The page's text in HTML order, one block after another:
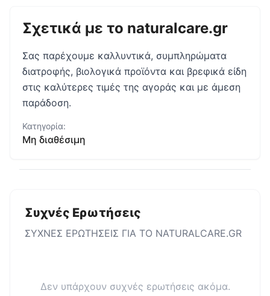
Σχετικά με το naturalcare.gr
Σας παρέχουμε καλλυντικά, συμπληρώματα
διατροφής, βιολογικά προϊόντα και βρεφικά είδη
στις καλύτερες τιμές της αγοράς και με άμεση
παράδοση.
Κατηγορία:
Μη διαθέσιμη
Συχνές Ερωτήσεις
ΣΥΧΝΕΣ ΕΡΩΤΗΣΕΙΣ ΓΙΑ ΤΟ NATURALCARE.GR
Δεν υπάρχουν συχνές ερωτήσεις ακόμα.